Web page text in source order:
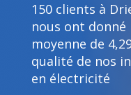
150 clients à
nous ont donné
moyenne de
qualité de nos
en électricité